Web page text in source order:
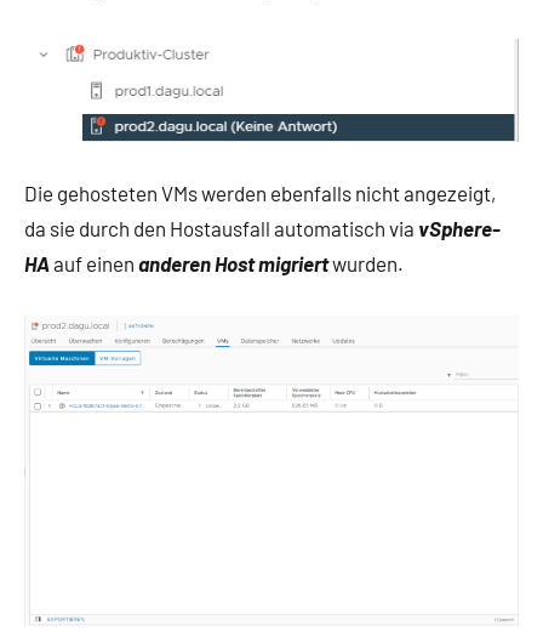
Die gehosteten VMs werden ebenfalls nicht angezeigt,
da sie durch den Hostausfall automatisch via vSphere-
HA auf einen anderen Host migriertwurden.